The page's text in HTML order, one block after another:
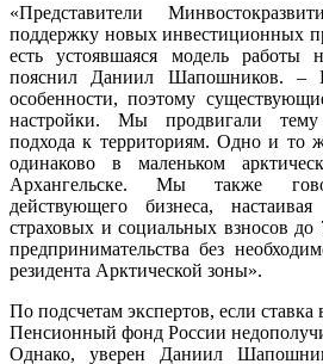
«Представители
поддержку новых инвестиционных
есть устоявшаяся модель
пояснил Даниил Шапошников.
особенности, поэтому
настройки. Мы продвигали тему
подхода к территориям. Одно и то
одинаково в маленьком
Архангельске. Мы также
действующего бизнеса,
страховых и социальных взносов до
предпринимательства без
резидента Арктической зоны».
По подсчетам экспертов, если ставка
Пенсионный фонд России
Однако, уверен Даниил